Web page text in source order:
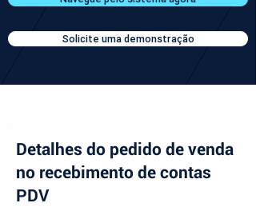
Solicite uma demonstração
Detalhes do pedido de venda
no recebimento de contas
PDV